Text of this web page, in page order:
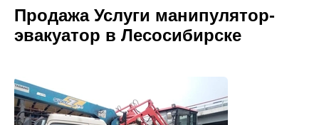
Продажа Услуги манипулятор-
эвакуатор в Лесосибирске